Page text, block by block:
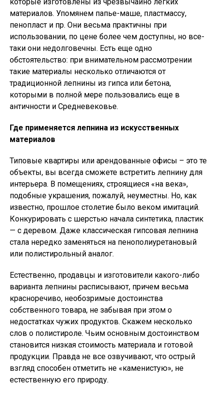
материалов. Упомянем папье-маше, пластмассу,
пенопласт и пр. Они весьма практичны при
использовании, по цене более чем доступны, но все-
таки они недолговечны. Есть еще одно
обстоятельство: при внимательном рассмотрении
такие материалы несколько отличаются от
традиционной лепнины из гипса или бетона,
которыми в полной мере пользовались еще в
античности и Средневековье.
Где применяется лепнина из искусственных
материалов
Типовые квартиры или арендованные офисы – это те
объекты, вы всегда сможете встретить лепнину для
интерьера. В помещениях, строящиеся «на века»,
подобные украшения, пожалуй, неуместны. Но, как
известно, прошлое столетие было веком имитаций.
Конкурировать с шерстью начала синтетика, пластик
— с деревом. Даже классическая гипсовая лепнина
стала нередко заменяться на пенополиуретановый
или полистирольный аналог.
Естественно, продавцы и изготовители какого-либо
варианта лепнины расписывают, причем весьма
красноречиво, необозримые достоинства
собственного товара, не забывая при этом о
недостатках чужих продуктов. Скажем несколько
слов о полистироле. Чьим основным достоинством
становится низкая стоимость материала и готовой
продукции. Правда не все озвучивают, что острый
взгляд способен отметить не «каменистую», не
естественную его природу.